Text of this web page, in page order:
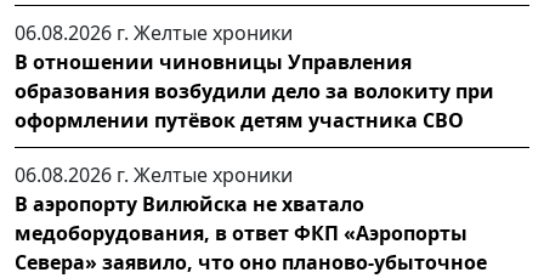
06.08.2026 г. Желтые хроники
В отношении чиновницы Управления
образования возбудили дело за волокиту при
оформлении путёвок детям участника СВО
06.08.2026 г. Желтые хроники
В аэропорту Вилюйска не хватало
медоборудования, в ответ ФКП «Аэропорты
Севера» заявило, что оно планово-убыточное